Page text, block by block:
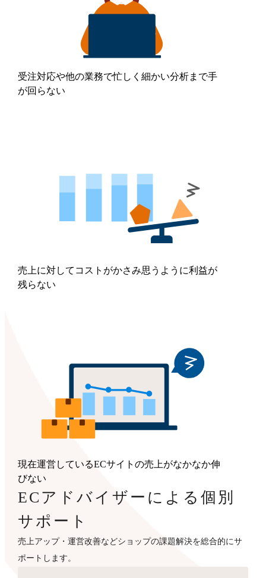
受注対応や他の業務で忙しく細かい分析まで手
が回らない
売上に対してコストがかさみ思うように利益が
残らない
現在運営しているECサイトの売上がなかなか伸
びない
ECアドバイザーによる個別
サポート
売上アップ・運営改善などショップの課題解決を総合的にサ
ポートします。